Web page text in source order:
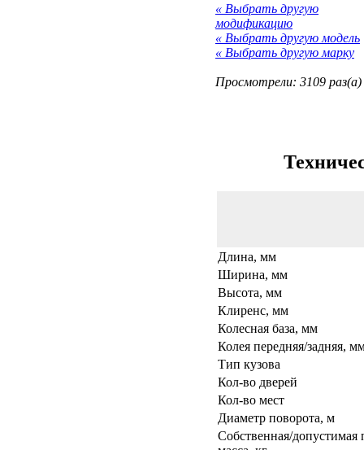
« Выбрать другую
модификацию
« Выбрать другую модель
« Выбрать другую марку
Просмотрели: 3109 раз(а)
Длина, мм
Ширина, мм
Высота, мм
Клиренс, мм
Колесная база, мм
Колея передняя/задняя,
Тип кузова
Кол-во дверей
Кол-во мест
Диаметр поворота, м
Собственная/допустимая